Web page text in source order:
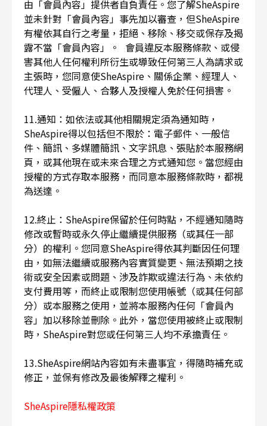
由「會員內容」提供者自負責任。您了解SheAspire
並未針對「會員內容」事先加以審查，但SheAspire
有權依其自行之考量，拒絕、移除、移交或保存及揭
露不當「會員內容」。 會員違反本服務條款、或侵
害其他人任何權利所衍生或導致任何第三人為請求或
主張時，您同意使SheAspire、關係企業、經理人、
代理人、受僱人、合夥人及授權人免於任何損害。
11.通知：如依法或其他相關規定須為通知時，
SheAspire得以包括但不限於：電子郵件、一般信
件、簡訊、多媒體簡訊、文字訊息、張貼於本服務網
頁，或其他現在或未來合理之方式通知您。當您經由
授權的方式存取本服務，而同意本服務條款時，都視
為送達。
12.終止：SheAspire保留於任何時點，不經通知隨時
修改或暫時或永久停止繼續提供服務（或其任一部
分）的權利。您同意SheAspire得依其判斷因任何理
由，如無法繼續或服務內容實質變更、無法預期之技
術或安全因素或問題、涉及詐欺或違法行為、未依約
支付費用等，而終止或限制您使用帳號（或其任何部
分）或本服務之使用，並將本服務內任何「會員內
容」加以移除並刪除。此外，當您使用被終止或限制
時，SheAspire對您或任何第三人均不承擔責任。
13.SheAspire網站內容如有未盡事宜，得隨時補充或
修正，並保有修改及最後解釋之權利。
SheAspire隱私權政策